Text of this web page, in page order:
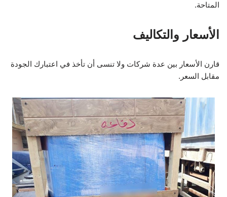
المتاحة.
الأسعار والتكاليف
قارن الأسعار بين عدة شركات ولا تنسى أن تأخذ في اعتبارك الجودة
مقابل السعر.